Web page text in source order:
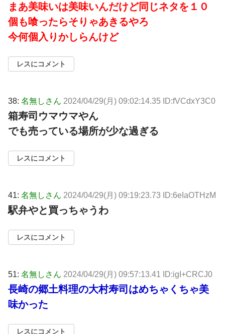
まあ美味いは美味いんだけど同じネタを１０
個も喰ったらそりゃあきるやろ
今何個入りかしらんけど
レスにコメント
38: 名無しさん 2024/04/29(月) 09:02:14.35 ID:fVCdxY3C0
箱寿司ウマウマやん
でも売っている場所が少な過ぎる
レスにコメント
41: 名無しさん 2024/04/29(月) 09:19:23.73 ID:6eIaOTHzM
駅弁やと買っちゃうわ
レスにコメント
51: 名無しさん 2024/04/29(月) 09:57:13.41 ID:igI+CRCJ0
長崎の郷土料理の大村寿司はめちゃくちゃ美
味かった
レスにコメント